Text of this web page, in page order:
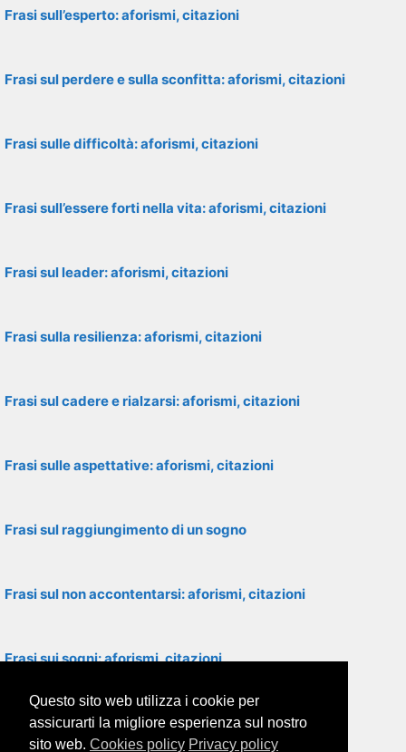
Frasi sull’esperto: aforismi, citazioni
Frasi sul perdere e sulla sconfitta: aforismi, citazioni
Frasi sulle difficoltà: aforismi, citazioni
Frasi sull’essere forti nella vita: aforismi, citazioni
Frasi sul leader: aforismi, citazioni
Frasi sulla resilienza: aforismi, citazioni
Frasi sul cadere e rialzarsi: aforismi, citazioni
Frasi sulle aspettative: aforismi, citazioni
Frasi sul raggiungimento di un sogno
Frasi sul non accontentarsi: aforismi, citazioni
Frasi sui sogni: aforismi, citazioni
Frasi motivazionali: aforismi, citazioni
Questo sito web utilizza i cookie per
assicurarti la migliore esperienza sul nostro
sito web. Cookies policy Privacy policy